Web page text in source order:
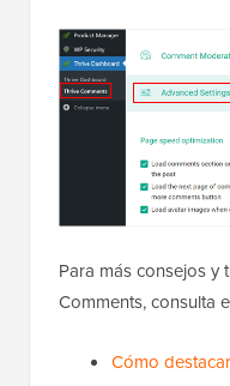
Para más consejos y
Comments, consulta
Cómo